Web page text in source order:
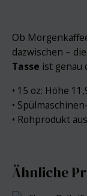
Ob
dazwischen –
Tasse ist genau
• 15 oz: Höhe
•
• Rohprodukt
Ähnliche